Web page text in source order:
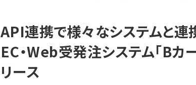
ン
く
ず
API連携で様々なシステムと連
EC・Web受発注システム「Bカ
リース